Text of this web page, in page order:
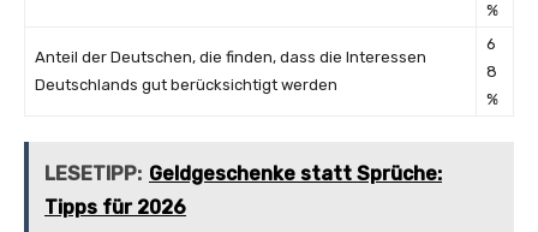
%
Anteil der Deutschen, die finden, dass die Interessen
Deutschlands gut berücksichtigt werden
6
8
%
LESETIPP: Geldgeschenke statt Sprüche:
Tipps für 2026